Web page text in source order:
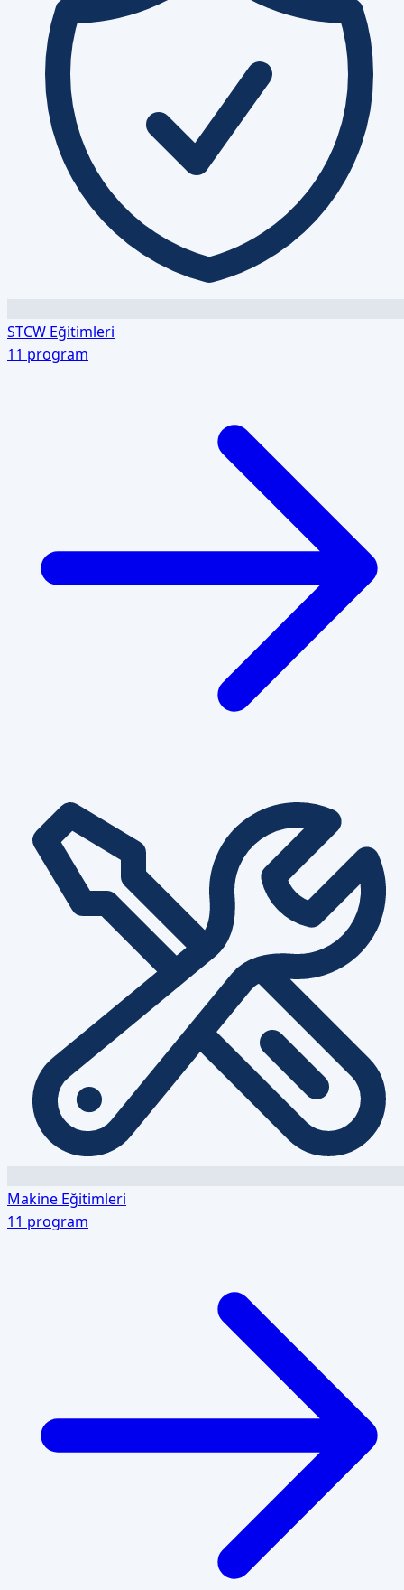
STCW Eğitimleri
11 program
Makine Eğitimleri
11 program